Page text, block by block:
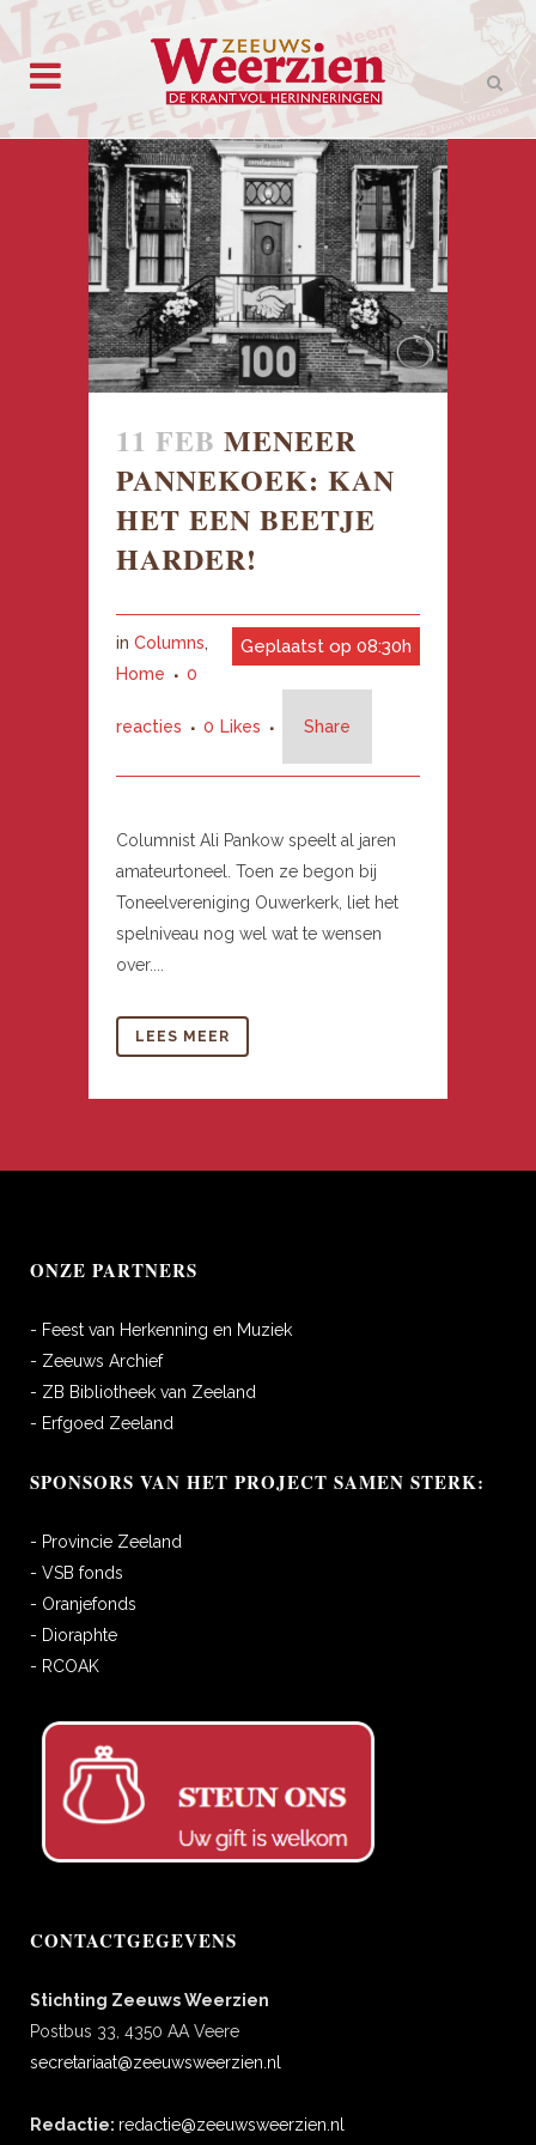
11 FEB MENEER
PANNEKOEK: KAN
HET EEN BEETJE
HARDER!
Geplaatst op 08:30h
in Columns,
Home
0
reacties 0 Likes Share
Columnist Ali Pankow speelt al jaren
amateurtoneel. Toen ze begon bij
Toneelvereniging Ouwerkerk, liet het
spelniveau nog wel wat te wensen
over....
LEES MEER
ONZE PARTNERS
- Feest van Herkenning en Muziek
- Zeeuws Archief
- ZB Bibliotheek van Zeeland
- Erfgoed Zeeland
SPONSORS VAN HET PROJECT SAMEN STERK:
- Provincie Zeeland
- VSB fonds
- Oranjefonds
- Dioraphte
- RCOAK
CONTACTGEGEVENS
Stichting Zeeuws Weerzien
Postbus 33, 4350 AA Veere
secretariaat@zeeuwsweerzien.nl
Redactie: redactie@zeeuwsweerzien.nl